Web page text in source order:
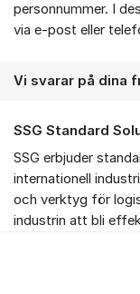
personnummer. I
via e-post eller
Vi svarar på dina
SSG Standard
SSG erbjuder
internationell
och verktyg för
industrin att bli